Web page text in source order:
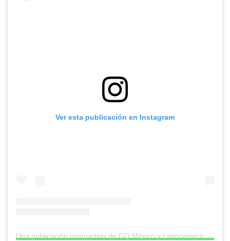
Ver esta publicación en Instagram
Una publicación compartida de GQ México y Latinoamérica (@gqmexico)